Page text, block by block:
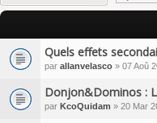
Quels effets
par allanvelasco » 07 Aoû
Donjon&Dominos :
par KcoQuidam » 20 Mar